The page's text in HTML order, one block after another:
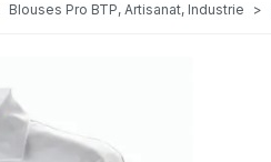
Blouses Pro BTP, Artisanat, Industrie >